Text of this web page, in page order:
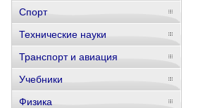
Спорт
Технические науки
Транспорт и авиация
Учебники
Физика